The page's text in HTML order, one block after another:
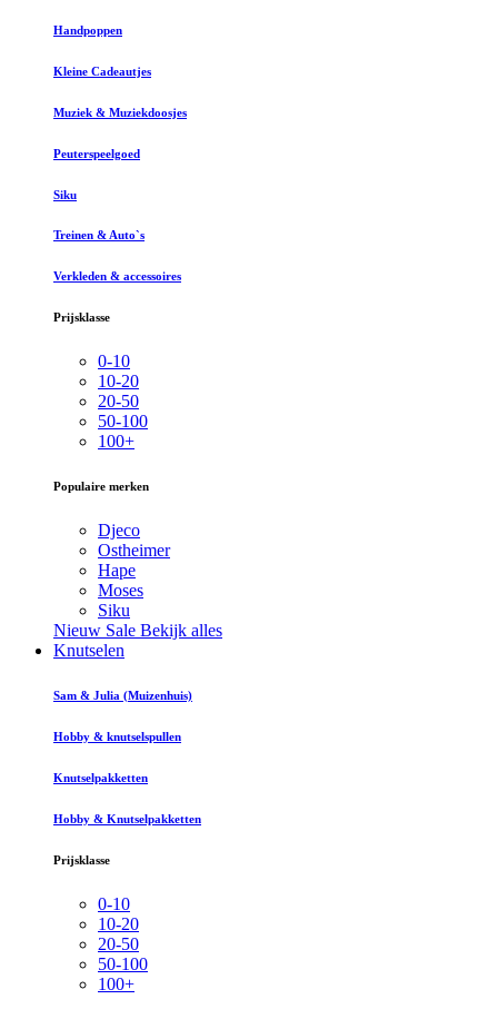
Handpoppen
Kleine Cadeautjes
Muziek & Muziekdoosjes
Peuterspeelgoed
Siku
Treinen & Auto`s
Verkleden & accessoires
Prijsklasse
0-10
10-20
20-50
50-100
100+
Populaire merken
Djeco
Ostheimer
Hape
Moses
Siku
Nieuw Sale Bekijk alles
Knutselen
Sam & Julia (Muizenhuis)
Hobby & knutselspullen
Knutselpakketten
Hobby & Knutselpakketten
Prijsklasse
0-10
10-20
20-50
50-100
100+